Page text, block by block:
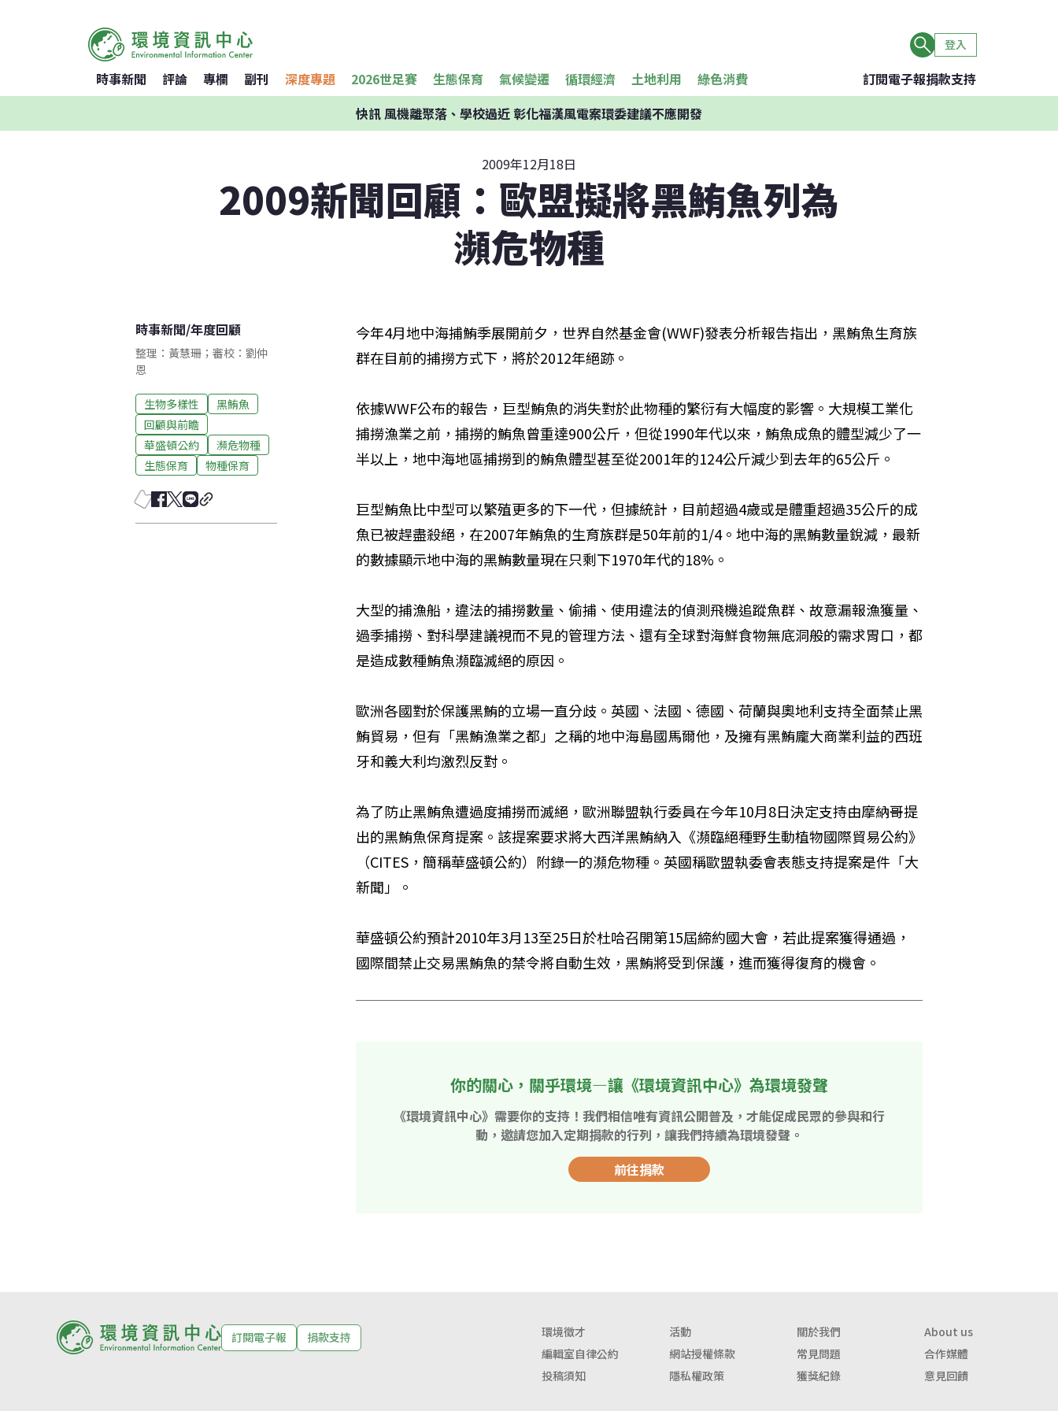
登入
時事新聞 評論 專欄 副刊 深度專題 2026世足賽 生態保育 氣候變遷 循環經濟 土地利用 綠色消費 訂閱電子報捐款支持
快訊風機離聚落、學校過近 彰化福漢風電案環委建議不應開發
2009年12月18日
2009新聞回顧：歐盟擬將黑鮪魚列為
瀕危物種
時事新聞/年度回顧
整理：黃慧珊；審校：劉仲
恩
生物多樣性
黑鮪魚
回顧與前瞻
華盛頓公約
瀕危物種
生態保育
物種保育
今年4月地中海捕鮪季展開前夕，世界自然基金會(WWF)發表分析報告指出，黑鮪魚生育族
群在目前的捕撈方式下，將於2012年絕跡。
依據WWF公布的報告，巨型鮪魚的消失對於此物種的繁衍有大幅度的影響。大規模工業化
捕撈漁業之前，捕撈的鮪魚曾重達900公斤，但從1990年代以來，鮪魚成魚的體型減少了一
半以上，地中海地區捕撈到的鮪魚體型甚至從2001年的124公斤減少到去年的65公斤。
巨型鮪魚比中型可以繁殖更多的下一代，但據統計，目前超過4歲或是體重超過35公斤的成
魚已被趕盡殺絕，在2007年鮪魚的生育族群是50年前的1/4。地中海的黑鮪數量銳減，最新
的數據顯示地中海的黑鮪數量現在只剩下1970年代的18%。
大型的捕漁船，違法的捕撈數量、偷捕、使用違法的偵測飛機追蹤魚群、故意漏報漁獲量、
過季捕撈、對科學建議視而不見的管理方法、還有全球對海鮮食物無底洞般的需求胃口，都
是造成數種鮪魚瀕臨滅絕的原因。
歐洲各國對於保護黑鮪的立場一直分歧。英國、法國、德國、荷蘭與奧地利支持全面禁止黑
鮪貿易，但有「黑鮪漁業之都」之稱的地中海島國馬爾他，及擁有黑鮪龐大商業利益的西班
牙和義大利均激烈反對。
為了防止黑鮪魚遭過度捕撈而滅絕，歐洲聯盟執行委員在今年10月8日決定支持由摩納哥提
出的黑鮪魚保育提案。該提案要求將大西洋黑鮪納入《瀕臨絕種野生動植物國際貿易公約》
（CITES，簡稱華盛頓公約）附錄一的瀕危物種。英國稱歐盟執委會表態支持提案是件「大
新聞」。
華盛頓公約預計2010年3月13至25日於杜哈召開第15屆締約國大會，若此提案獲得通過，
國際間禁止交易黑鮪魚的禁令將自動生效，黑鮪將受到保護，進而獲得復育的機會。
你的關心，關乎環境—讓《環境資訊中心》為環境發聲
《環境資訊中心》需要你的支持！我們相信唯有資訊公開普及，才能促成民眾的參與和行
動，邀請您加入定期捐款的行列，讓我們持續為環境發聲。
前往捐款
訂閱電子報 捐款支持 環境徵才 活動 關於我們
About us
編輯室自律公約
網站授權條款 常見問題
合作媒體
投稿須知
隱私權政策 獲獎紀錄 意見回饋